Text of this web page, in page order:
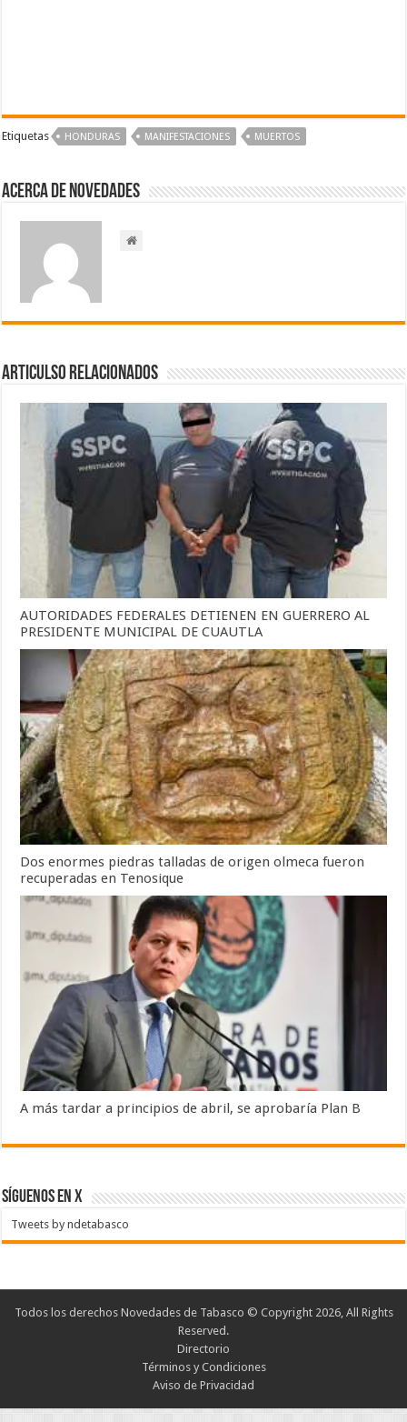
Etiquetas HONDURAS MANIFESTACIONES MUERTOS
Acerca de NOVEDADES
Articulso Relacionados
AUTORIDADES FEDERALES DETIENEN EN GUERRERO AL
PRESIDENTE MUNICIPAL DE CUAUTLA
Dos enormes piedras talladas de origen olmeca fueron
recuperadas en Tenosique
A más tardar a principios de abril, se aprobaría Plan B
SÍGUENOS EN X
Tweets by ndetabasco
Todos los derechos Novedades de Tabasco © Copyright 2026, All Rights
Reserved.
Directorio
Términos y Condiciones
Aviso de Privacidad